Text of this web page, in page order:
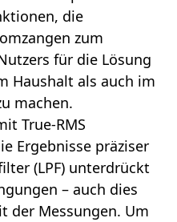
die
zum
für die Lösung
Haushalt als auch im
machen.
True-RMS
Ergebnisse präziser
(LPF) unterdrückt
– auch dies
der Messungen. Um